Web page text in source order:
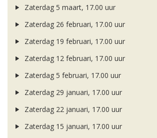
Zaterdag 5 maart, 17.00 uur
Zaterdag 26 februari, 17.00 uur
Zaterdag 19 februari, 17.00 uur
Zaterdag 12 februari, 17.00 uur
Zaterdag 5 februari, 17.00 uur
Zaterdag 29 januari, 17.00 uur
Zaterdag 22 januari, 17.00 uur
Zaterdag 15 januari, 17.00 uur